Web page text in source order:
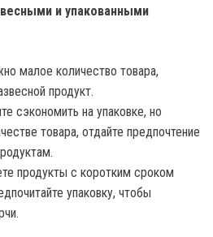
и упакованными
малое количество товара,
продукт.
сэкономить на упаковке, но
товара, отдайте предпочтение
продукты с коротким сроком
упаковку, чтобы